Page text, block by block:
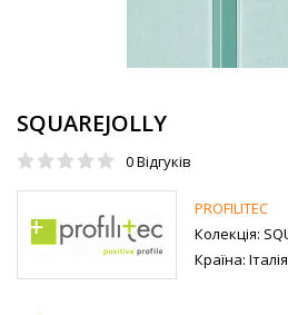
SQUAREJOLLY
0Відгуків
PROFILITEC
Колекція:
Країна: Італія